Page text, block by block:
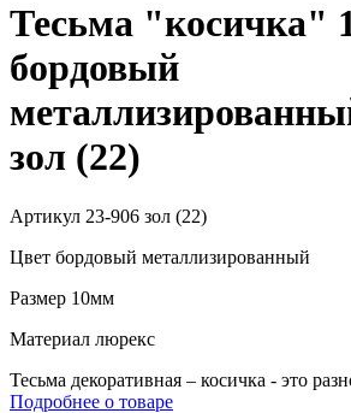
Тесьма "косичка"
бордовый
зол (22)
Артикул 23-906 зол (22)
Цвет бордовый металлизированный
Размер 10мм
Материал люрекс
Тесьма декоративная – косичка - это
Подробнее о товаре